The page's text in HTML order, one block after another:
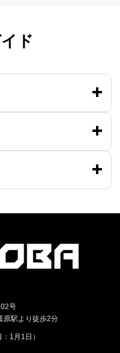
ド
号
原駅より徒歩2分
1月1日）